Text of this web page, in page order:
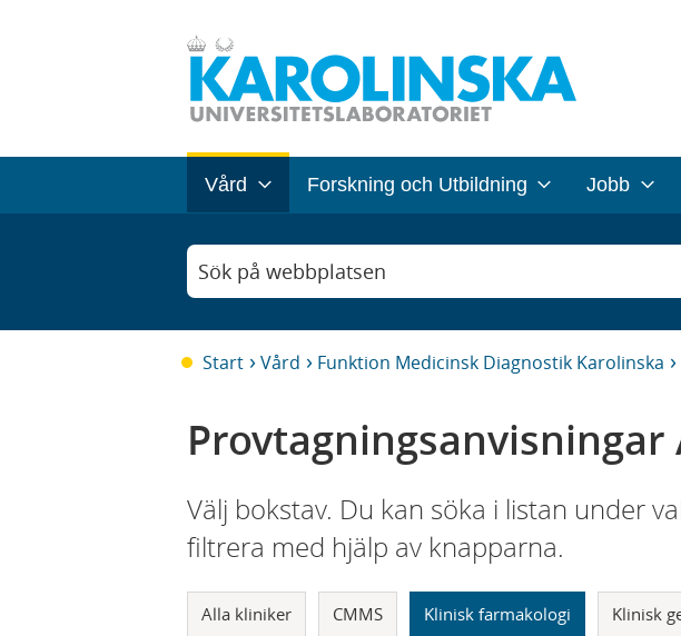
Vård Forskning och Utbildning Jobb
Sök på webbplatsen
Start Vård Funktion Medicinsk Diagnostik Karolinska
Provtagningsanvisningar
Välj bokstav. Du kan söka i listan under
filtrera med hjälp av knapparna.
Alla kliniker CMMS Klinisk farmakologi Klinisk